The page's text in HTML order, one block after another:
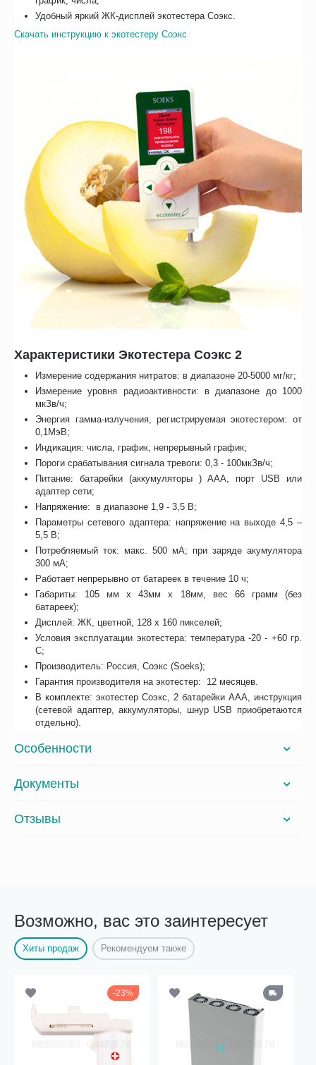
Удобный яркий ЖК-дисплей экотестера Соэкс.
Скачать инструкцию к экотестеру Соэкс
Xарактеристики Экотестера Соэкс 2
Измерение содержания нитратов: в диапазоне 20-5000 мг/кг;
Измерение уровня радиоактивности: в диапазоне до 1000
мкЗв/ч;
Энергия гамма-излучения, регистрируемая экотестером: от
0,1МэВ;
Индикация: числа, график, непрерывный график;
Пороги срабатывания сигнала тревоги: 0,3 - 100мкЗв/ч;
Питание: батарейки (аккумуляторы ) ААА, порт USB или
адаптер сети;
Напряжение: в диапазоне 1,9 - 3,5 В;
Параметры сетевого адаптера: напряжение на выходе 4,5 –
5,5 В;
Потребляемый ток: макс. 500 мА; при заряде акумулятора
300 мА;
Работает непрерывно от батареек в течение 10 ч;
Габариты: 105 мм х 43мм х 18мм, вес 66 грамм (без
батареек);
Дисплей: ЖК, цветной, 128 х 160 пикселей;
Условия эксплуатации экотестера: температура -20 - +60 гр.
С;
Производитель: Россия, Соэкс (Soeks);
Гарантия производителя на экотестер: 12 месяцев.
В комплекте: экотестер Соэкс, 2 батарейки ААА, инструкция
(сетевой адаптер, аккумуляторы, шнур USB приобретаются
отдельно).
Особенности
Документы
Отзывы
Возможно, вас это заинтересует
Хиты продаж Рекомендуем также
23%